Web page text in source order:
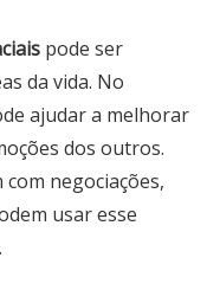
pode ser
da vida. No
ajudar a melhorar
dos outros.
negociações,
usar esse